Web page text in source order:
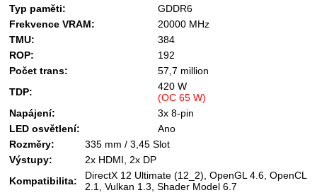
Typ paměti:
GDDR6
Frekvence VRAM:
20000 MHz
TMU:
384
ROP:
192
Počet trans:
57,7 million
TDP:
420 W
(OC 65 W)
Napájení:
3x 8-pin
LED osvětlení:
Ano
Rozměry:
335 mm / 3,45 Slot
Výstupy:
2x HDMI, 2x DP
Kompatibilita:
DirectX 12 Ultimate (12_2), OpenGL 4.6, OpenCL
2.1, Vulkan 1.3, Shader Model 6.7